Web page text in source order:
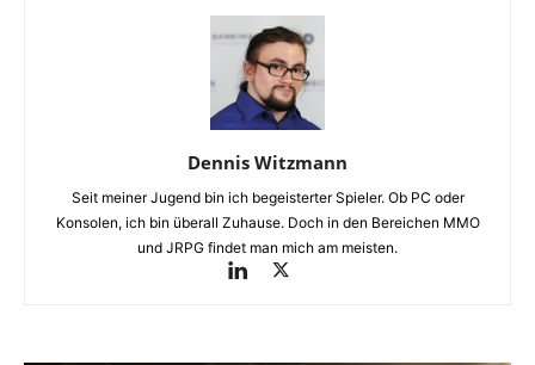
Dennis Witzmann
Seit meiner Jugend bin ich begeisterter Spieler. Ob PC oder
Konsolen, ich bin überall Zuhause. Doch in den Bereichen MMO
und JRPG findet man mich am meisten.